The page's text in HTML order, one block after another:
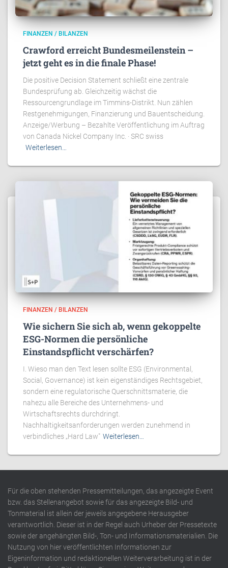
FINANZEN / BILANZEN
Crawford erreicht Bundesmeilenstein –
jetzt geht es in die finale Phase!
Die positive Decision Statement schließt eine zentrale
Bundesprüfung ab. Gleichzeitig wächst die
Ressourcengrundlage im Timmins-Distrikt. Nun zählen
Restgenehmigungen, Finanzierung und Bauentscheidung.
Anzeige/Werbung – Bezahlte Veröffentlichung im Auftrag
von Canada Nickel Company Inc. · SRC swiss
Weiterlesen…
FINANZEN / BILANZEN
Wie sichern Sie sich ab, wenn gekoppelte
ESG-Normen die persönliche
Einstandspflicht verschärfen?
I. Wieso man den Text lesen sollte ESG (Environmental,
Social, Governance) ist kein eigenständiges Rechtsgebiet,
sondern eine regulatorische Querschnittsmaterie, die
nahezu alle Bereiche des Unternehmens- und
Wirtschaftsrechts durchdringt.
Nachhaltigkeitsanforderungen werden zunehmend in
verbindliches „Hard Law" Weiterlesen…
Für die oben stehenden Pressemitteilungen, das angezeigte Event
bzw. das Stellenangebot sowie für das angezeigte Bild- und
Tonmaterial ist allein der jeweils angegebene Herausgeber
verantwortlich. Dieser ist in der Regel auch Urheber der Pressetexte
sowie der angehängten Bild-, Ton- und Informationsmaterialien. Die
Nutzung von hier veröffentlichten Informationen zur
Eigeninformation und redaktionellen Weiterverarbeitung ist in der